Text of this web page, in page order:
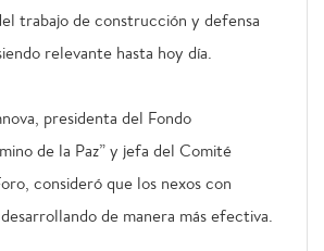
trabajo de construcción y defensa
relevante hasta hoy día.
presidenta del Fondo
de la Paz” y jefa del Comité
consideró que los nexos con
de manera más efectiva.